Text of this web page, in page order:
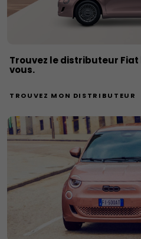
Trouvez le distributeur Fiat
vous.
TROUVEZ MON DISTRIBUTEUR